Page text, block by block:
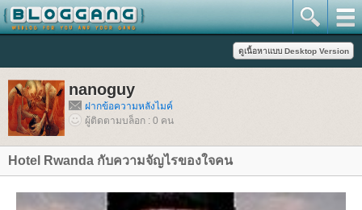
nanoguy
ฝากข้อความหลังไมค์
ผู้ติดตามบล็อก : 0 คน
Hotel Rwanda กับความจัญไรของใจคน